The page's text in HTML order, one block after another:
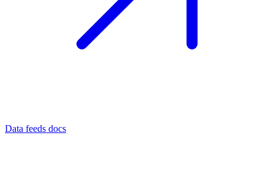
Data feeds docs